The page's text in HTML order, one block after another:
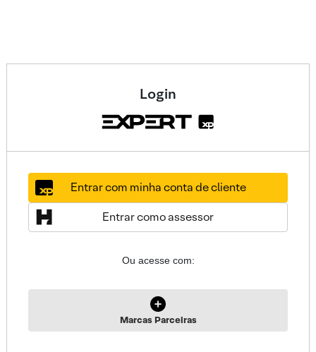
Login
Entrar com minha conta de cliente
Entrar como assessor
Ou acesse com:
Marcas Parceiras